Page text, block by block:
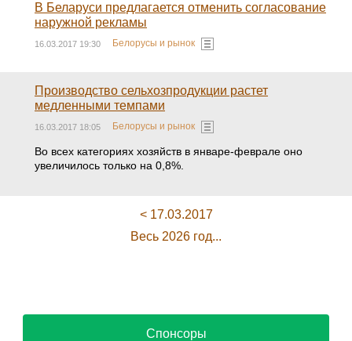
В Беларуси предлагается отменить согласование
наружной рекламы
16.03.2017 19:30 Белорусы и рынок
Производство сельхозпродукции растет
медленными темпами
16.03.2017 18:05 Белорусы и рынок
Во всех категориях хозяйств в январе-феврале оно
увеличилось только на 0,8%.
< 17.03.2017
Весь 2026 год...
Спонсоры